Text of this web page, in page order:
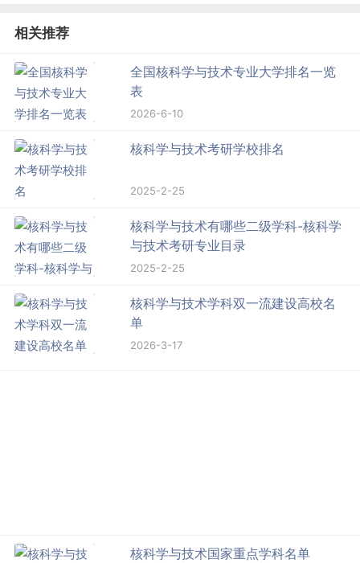
相关推荐
全国核科学与技术专业大学排名一览
表
2026-6-10
核科学与技术考研学校排名
2025-2-25
核科学与技术有哪些二级学科-核科学
与技术考研专业目录
2025-2-25
核科学与技术学科双一流建设高校名
单
2026-3-17
核科学与技术国家重点学科名单